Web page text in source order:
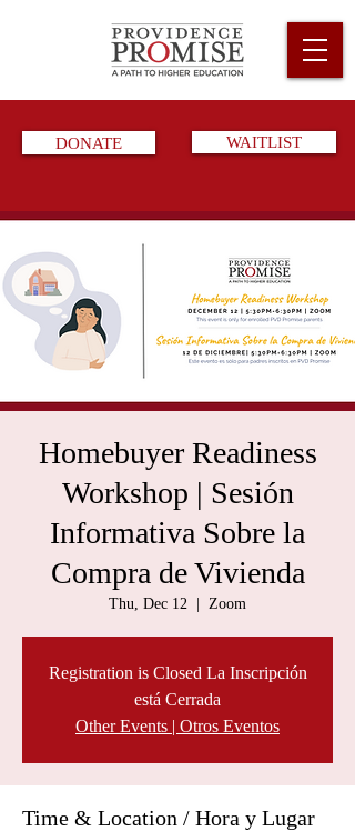
DONATE WAITLIST
Homebuyer Readiness
Workshop | Sesión
Informativa Sobre la
Compra de Vivienda
Thu, Dec 12 Zoom
Registration is Closed La Inscripción
está Cerrada
Other Events | Otros Eventos
Time & Location / Hora y Lugar